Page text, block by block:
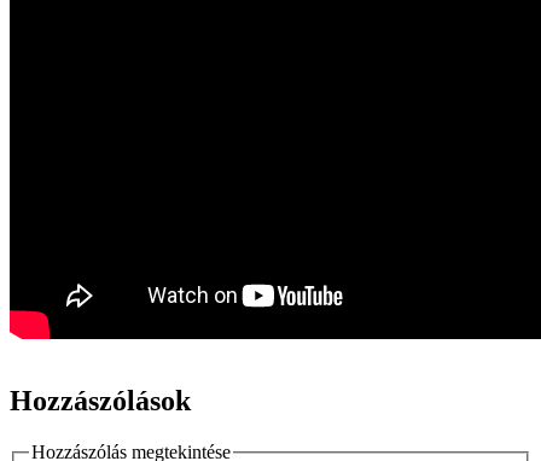
Hozzászólások
Hozzászólás megtekintése